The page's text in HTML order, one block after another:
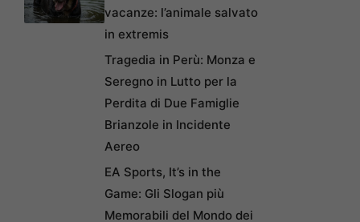
vacanze: l’animale salvato
in extremis
Tragedia in Perù: Monza e
Seregno in Lutto per la
Perdita di Due Famiglie
Brianzole in Incidente
Aereo
EA Sports, It’s in the
Game: Gli Slogan più
Memorabili del Mondo dei